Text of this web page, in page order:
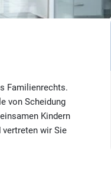
Familienrechts.
von Scheidung
Kindern
wir Sie